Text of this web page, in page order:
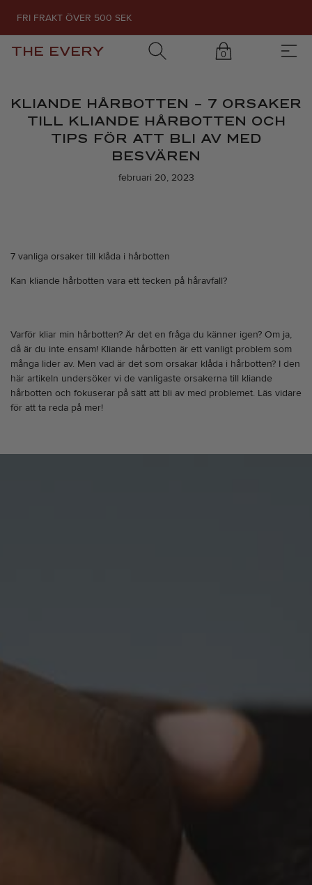
FRI FRAKT ÖVER 500 SEK
THE EVERY 0
KLIANDE HÅRBOTTEN – 7 ORSAKER
TILL KLIANDE HÅRBOTTEN OCH
TIPS FÖR ATT BLI AV MED
BESVÄREN
februari 20, 2023
7 vanliga orsaker till klåda i hårbotten
Kan kliande hårbotten vara ett tecken på håravfall?
Varför kliar min hårbotten? Är det en fråga du känner igen? Om ja,
då är du inte ensam! Kliande hårbotten är ett vanligt problem som
många lider av. Men vad är det som orsakar klåda i hårbotten? I den
här artikeln undersöker vi de vanligaste orsakerna till kliande
hårbotten och fokuserar på sätt att bli av med problemet. Läs vidare
för att ta reda på mer!